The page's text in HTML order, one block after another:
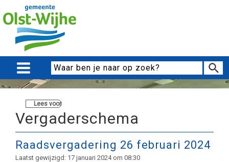
Lees voor
Vergaderschema
Raadsvergadering 26 februari 2024
Laatst gewijzigd: 17 januari 2024 om 08:30